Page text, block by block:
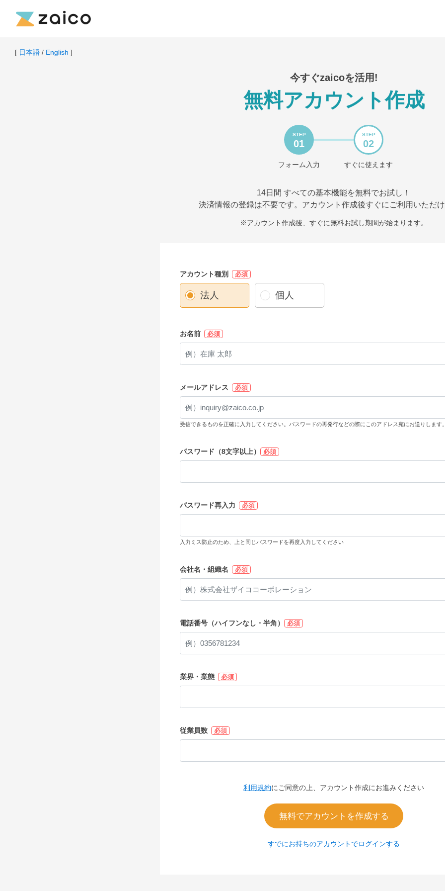
[ 日本語 / English ]
今すぐzaicoを活用!
無料アカウント作成
STEP
01
STEP
02
フォーム入力 すぐに使えます
14日間 すべての基本機能を無料でお試し！
決済情報の登録は不要です。アカウント作成後すぐにご利用いただ
※アカウント作成後、すぐに無料お試し期間が始まります。
アカウント種別 必須
法人 個人
お名前 必須
メールアドレス 必須
受信できるものを正確に入力してください。パスワードの再発行などの際にこのアドレス宛にお送りします
パスワード（8文字以上） 必須
パスワード再入力 必須
入力ミス防止のため、上と同じパスワードを再度入力してください
会社名・組織名 必須
電話番号（ハイフンなし・半角） 必須
業界・業態 必須
従業員数 必須
利用規約にご同意の上、アカウント作成にお進みください
無料でアカウントを作成する
すでにお持ちのアカウントでログインする